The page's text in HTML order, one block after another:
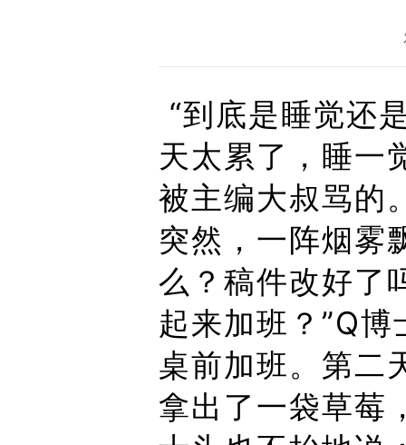
“到底是睡觉还
天太累了，睡一
被主编大叔骂的
突然，一阵烟雾
么？稿件改好了
起来加班？”Q
桌前加班。第二
拿出了一袋草莓